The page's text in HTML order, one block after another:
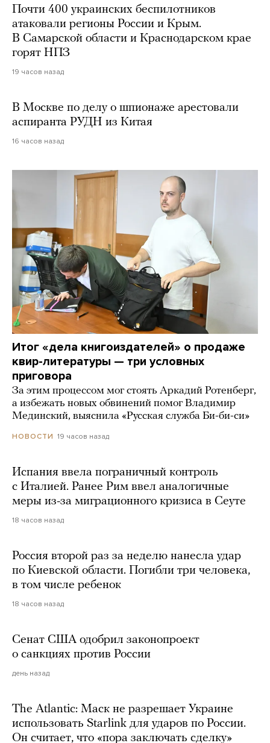
Почти 400 украинских беспилотников
атаковали регионы России и Крым.
В Самарской области и Краснодарском крае
горят НПЗ
19 часов назад
В Москве по делу о шпионаже арестовали
аспиранта РУДН из Китая
16 часов назад
Итог «дела книгоиздателей» о продаже
квир-литературы — три условных
приговора
За этим процессом мог стоять Аркадий Ротенберг,
а избежать новых обвинений помог Владимир
Мединский, выяснила «Русская служба Би-би-си»
НОВОСТИ 19 часов назад
Испания ввела пограничный контроль
с Италией. Ранее Рим ввел аналогичные
меры из-за миграционного кризиса в Сеуте
18 часов назад
Россия второй раз за неделю нанесла удар
по Киевской области. Погибли три человека,
в том числе ребенок
18 часов назад
Сенат США одобрил законопроект
о санкциях против России
день назад
The Atlantic: Маск не разрешает Украине
использовать Starlink для ударов по России.
Он считает, что «пора заключать сделку»